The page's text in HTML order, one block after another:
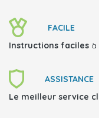
FACILE
Instructions faciles à
ASSISTANCE
Le meilleur service